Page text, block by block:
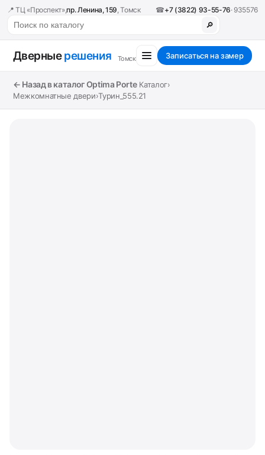
📍 ТЦ «Проспект»,пр. Ленина, 159, Томск ☎+7 (3822) 93-55-76· 935576
🔎
Дверныерешения Томск Записаться на замер
← Назад в каталог Optima Porte Каталог›
Межкомнатные двери›Турин_555.21